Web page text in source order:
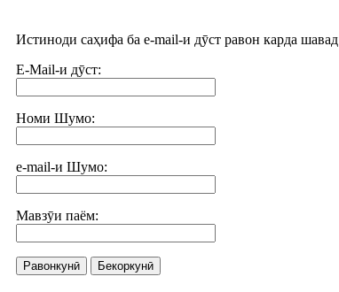
Истиноди саҳифа ба e-mail-и дӯст равон карда шавад
E-Mail-и дӯст:
Номи Шумо:
e-mail-и Шумо:
Мавзӯи паём:
Равонкунӣ Бекоркунӣ